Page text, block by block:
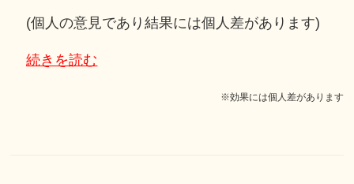
(個人の意見であり結果には個人差があります)
続きを読む
※効果には個人差があります